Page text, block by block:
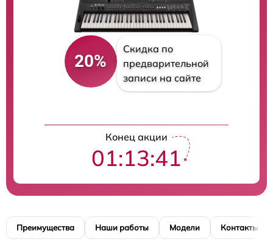
20%
Скидка по
предварительной
записи на сайте
Конец акции
01:13:41
Преимущества Наши работы Модели Контакты